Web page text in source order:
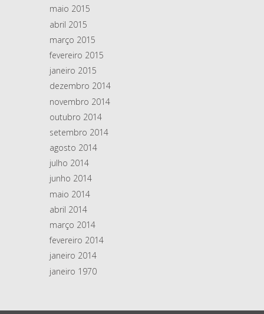
maio 2015
abril 2015
março 2015
fevereiro 2015
janeiro 2015
dezembro 2014
novembro 2014
outubro 2014
setembro 2014
agosto 2014
julho 2014
junho 2014
maio 2014
abril 2014
março 2014
fevereiro 2014
janeiro 2014
janeiro 1970